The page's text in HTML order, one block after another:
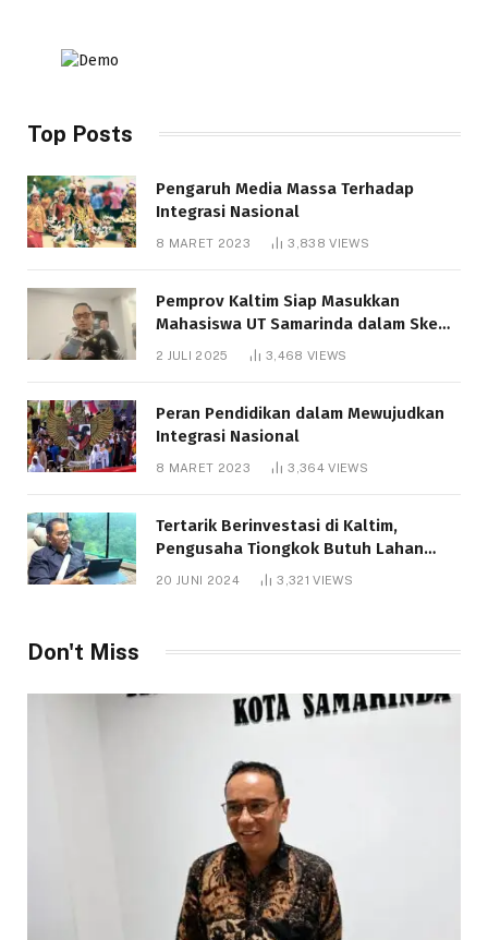
Top Posts
Pengaruh Media Massa Terhadap
Integrasi Nasional
8 MARET 2023 3,838VIEWS
Pemprov Kaltim Siap Masukkan
Mahasiswa UT Samarinda dalam Skema
Bantuan Pendidikan Gratispol
2 JULI 2025 3,468 VIEWS
Peran Pendidikan dalam Mewujudkan
Integrasi Nasional
8 MARET 2023 3,364VIEWS
Tertarik Berinvestasi di Kaltim,
Pengusaha Tiongkok Butuh Lahan
20 JUNI 2024 3,321VIEWS
Don't Miss